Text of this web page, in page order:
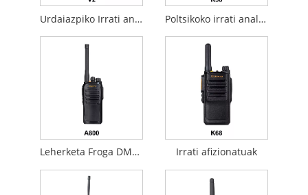
Urdaiazpiko Irrati analogikoa Poltsikoko irrati analogikoa
Leherketa Froga DMR Irrati Analogikoa Irrati afizionatuak